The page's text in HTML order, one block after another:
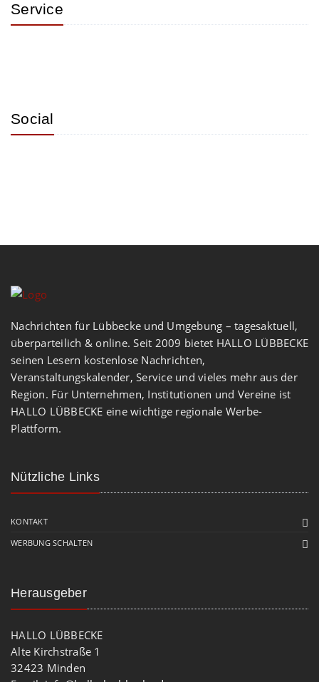
Service
Social
Nachrichten für Lübbecke und Umgebung – tagesaktuell,
überparteilich & online. Seit 2009 bietet HALLO LÜBBECKE
seinen Lesern kostenlose Nachrichten,
Veranstaltungskalender, Service und vieles mehr aus der
Region. Für Unternehmen, Institutionen und Vereine ist
HALLO LÜBBECKE eine wichtige regionale Werbe-
Plattform.
Nützliche Links
KONTAKT
WERBUNG SCHALTEN
Herausgeber
HALLO LÜBBECKE
Alte Kirchstraße 1
32423 Minden